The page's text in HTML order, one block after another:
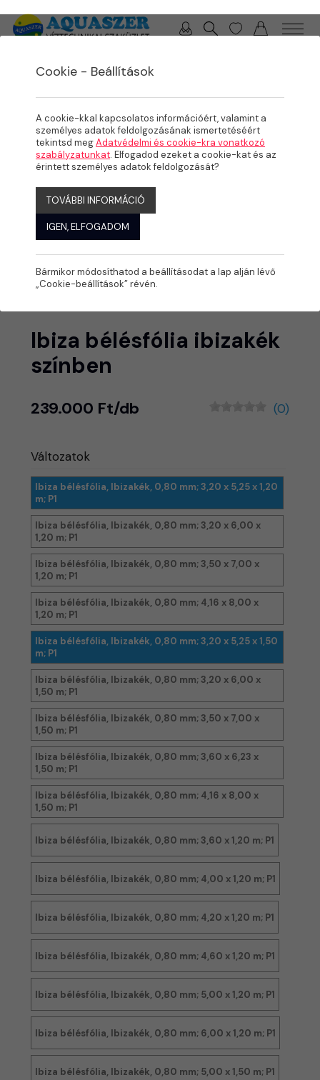
Ibiza bélésfólia ibizakék
színben
239.000 Ft/db (0)
Változatok
Ibiza bélésfólia, Ibizakék, 0,80 mm; 3,20 x 5,25 x 1,20
m; P1
Ibiza bélésfólia, Ibizakék, 0,80 mm; 3,20 x 6,00 x
1,20 m; P1
Ibiza bélésfólia, Ibizakék, 0,80 mm; 3,50 x 7,00 x
1,20 m; P1
Ibiza bélésfólia, Ibizakék, 0,80 mm; 4,16 x 8,00 x
1,20 m; P1
Ibiza bélésfólia, Ibizakék, 0,80 mm; 3,20 x 5,25 x 1,50
m; P1
Ibiza bélésfólia, Ibizakék, 0,80 mm; 3,20 x 6,00 x
1,50 m; P1
Ibiza bélésfólia, Ibizakék, 0,80 mm; 3,50 x 7,00 x
1,50 m; P1
Ibiza bélésfólia, Ibizakék, 0,80 mm; 3,60 x 6,23 x
1,50 m; P1
Ibiza bélésfólia, Ibizakék, 0,80 mm; 4,16 x 8,00 x
1,50 m; P1
Ibiza bélésfólia, Ibizakék, 0,80 mm; 3,60 x 1,20 m; P1
Ibiza bélésfólia, Ibizakék, 0,80 mm; 4,00 x 1,20 m; P1
Ibiza bélésfólia, Ibizakék, 0,80 mm; 4,20 x 1,20 m; P1
Ibiza bélésfólia, Ibizakék, 0,80 mm; 4,60 x 1,20 m; P1
Ibiza bélésfólia, Ibizakék, 0,80 mm; 5,00 x 1,20 m; P1
Ibiza bélésfólia, Ibizakék, 0,80 mm; 6,00 x 1,20 m; P1
Ibiza bélésfólia, Ibizakék, 0,80 mm; 5,00 x 1,50 m; P1
Cookie - Beállítások
A cookie-kkal kapcsolatos információért, valamint a
személyes adatok feldolgozásának ismertetéséért
tekintsd megAdatvédelmi és cookie-kra vonatkozó
szabályzatunkat. Elfogadod ezeket a cookie-kat és az
érintett személyes adatok feldolgozását?
TOVÁBBI INFORMÁCIÓ
IGEN, ELFOGADOM
Bármikor módosíthatod a beállításodat a lap alján lévő
„Cookie-beállítások” révén.